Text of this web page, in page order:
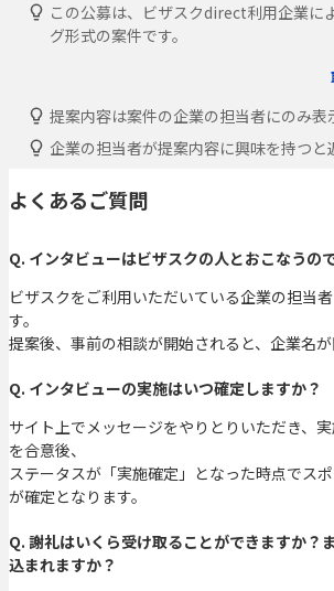
この公募は、ビザスクdirect利用企業に
グ形式の案件です。
提案内容は案件の企業の担当者にのみ表
企業の担当者が提案内容に興味を持つと
よくあるご質問
Q. インタビューはビザスクの人とおこなうの
ビザスクをご利用いただいている企業の担当
す。
提案後、事前の相談が開始されると、企業名が
Q. インタビューの実施はいつ確定しますか？
サイト上でメッセージをやりとりいただき、
を合意後、
ステータスが「実施確定」となった時点でス
が確定となります。
Q. 謝礼はいくら受け取ることができますか？
込まれますか？